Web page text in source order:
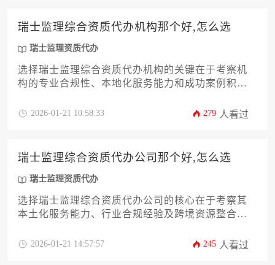
瑞士监理综合资质代办机构那个好,怎么选
瑞士监理资质代办
选择瑞士监理综合资质代办机构的关键在于考察机
构的专业合规性、本地化服务能力和成功案例积
定制化方案来筛选最适合的合作伙伴。
2026-01-21 10:58:33 279 人看过
瑞士监理综合资质代办公司那个好,怎么选
瑞士监理资质代办
选择瑞士监理综合资质代办公司的核心在于考察其
本土化服务能力、行业合规经验及跨境资源整合实
熟悉当地工程监理法规体系，并能提供从资质申请
2026-01-21 14:57:57 245 人看过